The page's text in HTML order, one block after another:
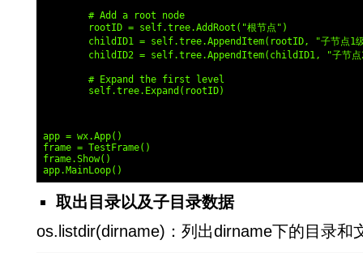
        # Add a root node
        rootID = self.tree.AddRoot("根节点")
childID1 = self.tree.AppendItem(rootID, "子节点1
childID2 = self.tree.AppendItem(childID1, "子节点
        # Expand the first level
        self.tree.Expand(rootID)
app = wx.App()
frame = TestFrame()
frame.Show()
取出目录以及子目录数据
os.listdir(dirname)：列出dirname下的目录和